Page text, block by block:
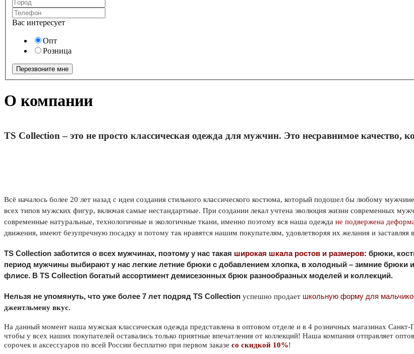
Вас интересует
Опт
Розница
О компании
TS Collection – это не просто классическая одежда для мужчин. Это несравнимое качество,
Всё началось более 20 лет назад с идеи создания стильного классического костюма, который подошел бы любому
всех типов мужских фигур, включая самые нестандартные. При создании лекал учтена эволюция жизни современных
современные натуральные, технологичные и экологичные ткани, именно поэтому вся наша одежда не подвержена
движения, имеют безупречную посадку и потому так нравятся нашим покупателям, удовлетворяя их желания и заставляя
TS Collection заботится о всех мужчинах, поэтому у нас такая широкая шкала ростов и размеров: брюки,
период мужчины выбирают у нас легкие летние брюки с добавлением хлопка, в холодный – зимние брюки
флисе. В TS Collection богатый ассортимент демисезонных брюк разнообразных моделей и коллекций.
Нельзя не упомянуть, что уже более 7 лет подряд TS Collection успешно продает школьную форму для
джентльмену вкус.
На данный момент наша мужская классическая одежда представлена в оптовом отделе и в 4 розничных магазинах Санкт-
чтобы у всех наших покупателей оставались только приятные впечатления от коллекций! Наша компания отправляет
сорочек и аксессуаров по всей России бесплатно при первом заказе со скидкой 10%!